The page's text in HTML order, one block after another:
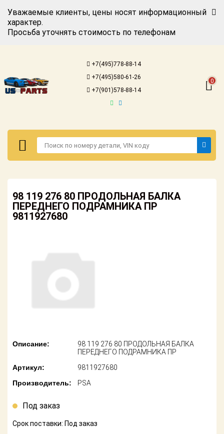
Уважаемые клиенты, цены носят информационный
характер.
Просьба уточнять стоимость по телефонам
+7(495)778-88-14
+7(495)580-61-26
+7(901)578-88-14
0
Авторизация
американских
автомобилей
запросу
Ремонт и
техобслуживание
Доставка
Новости
Как оформить
Регистрация
Каталог для
Доставка
Оплата
Возврат
98 119 276 80 ПРОДОЛЬНАЯ БАЛКА
ПЕРЕДНЕГО ПОДРАМНИКА ПР
9811927680
Описание:
98 119 276 80 ПРОДОЛЬНАЯ БАЛКА
ПЕРЕДНЕГО ПОДРАМНИКА ПР
Артикул:
9811927680
Производитель:
PSA
Под заказ
Срок поставки: Под заказ